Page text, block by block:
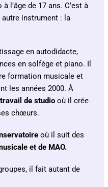
l’âge de 17 ans. C’est à
autre instrument : la
en autodidacte,
en solfège et piano. Il
formation musicale et
les années 2000. À
travail de studio où il crée
chœurs.
où il suit des
et de MAO.
il fait autant de